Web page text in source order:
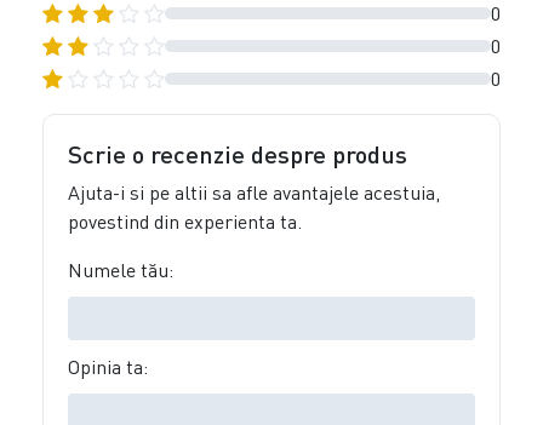
0
0
0
Scrie o recenzie despre produs
Ajuta-i si pe altii sa afle avantajele acestuia,
povestind din experienta ta.
Numele tău:
Opinia ta: